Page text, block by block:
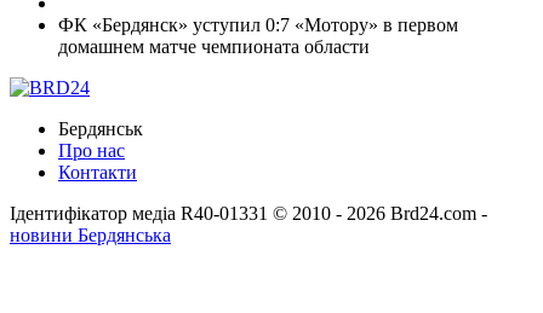
ФК «Бердянск» уступил 0:7 «Мотору» в первом
домашнем матче чемпионата области
Бердянськ
Про нас
Контакти
Ідентифікатор медіа R40-01331 © 2010 - 2026 Brd24.com -
новини Бердянська